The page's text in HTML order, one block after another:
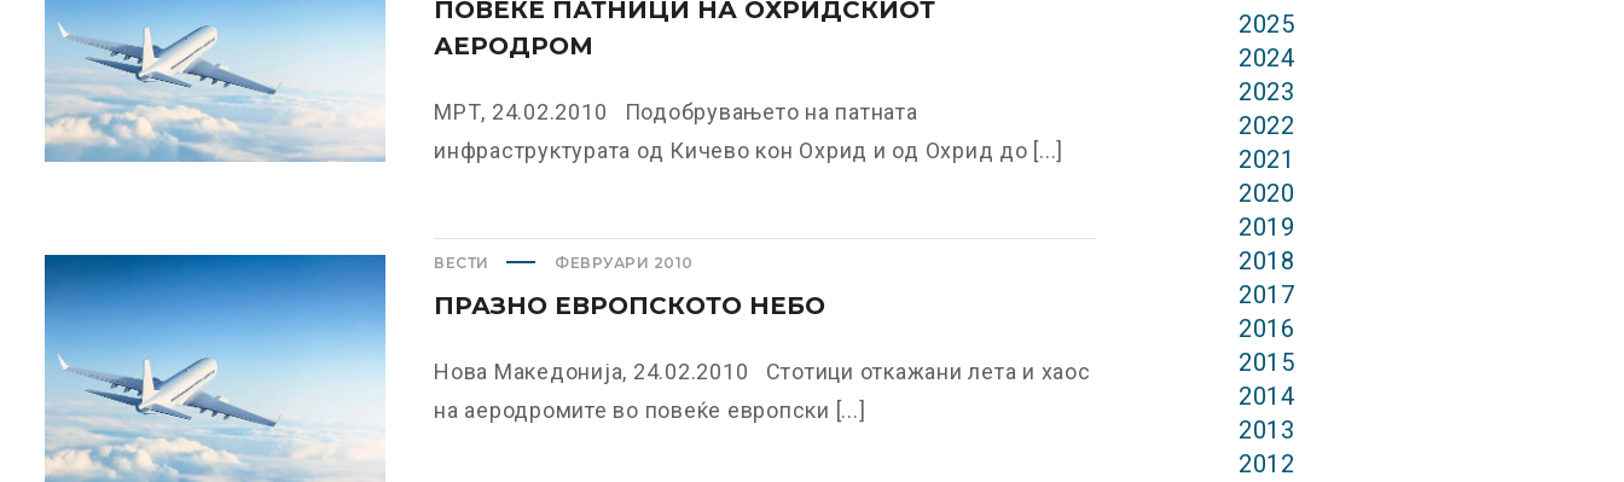
ПОВЕЌЕ ПАТНИЦИ НА ОХРИДСКИОТ
АЕРОДРОМ
МРТ, 24.02.2010 Подобрувањето на патната
инфраструктурата од Кичево кон Охрид и од Охрид до [...]
ВЕСТИ ФЕВРУАРИ 2010
ПРАЗНО ЕВРОПСКОТО НЕБО
Нова Македонија, 24.02.2010 Стотици откажани лета и хаос
на аеродромите во повеќе европски [...]
2025
2024
2023
2022
2021
2020
2019
2018
2017
2016
2015
2014
2013
2012